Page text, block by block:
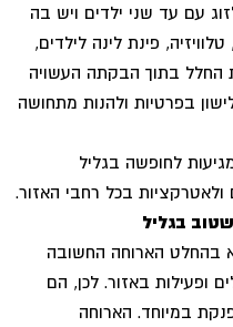
עם עד שני ילדים ויש בה
פינת לינה לילדים,
החלל בתוך הבקתה העשויה
בפרטיות ולהנות מתחושה
לחופשה בגליל
ולאטרקציות בכל רחבי האזור.
בגליל
בהחלט הארוחה החשובה
ופעילות באזור. לכן, הם
במיוחד. הארוחה